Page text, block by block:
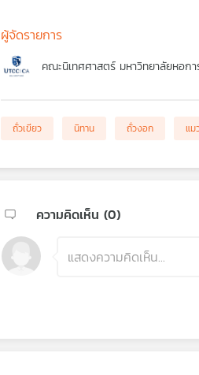
ผู้จัดรายการ
คณะนิเทศศาสตร์ มหาวิทยาลัยหอกา
ถั่วเขียว นิทาน ถั่วงอก แม
ความคิดเห็น (0)